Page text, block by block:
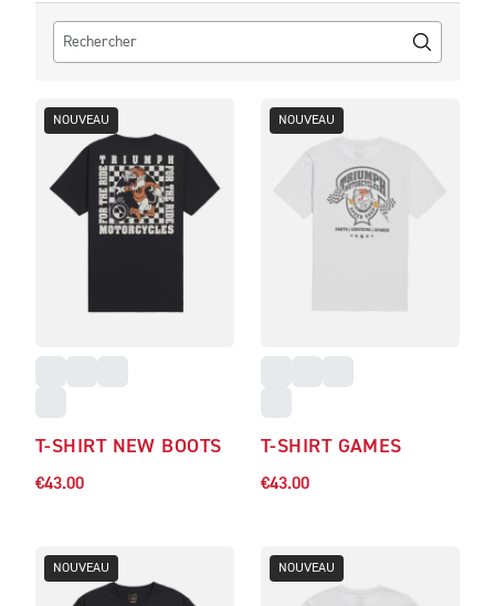
NOUVEAU
T-SHIRT NEW BOOTS
€43.00
NOUVEAU
T-SHIRT GAMES
€43.00
NOUVEAU NOUVEAU